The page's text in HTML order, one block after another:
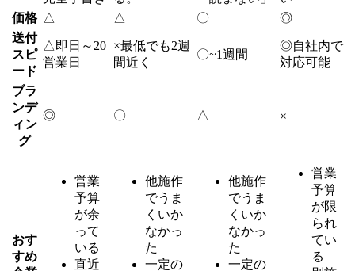
価格 △ △ 〇
◎
送付
スピ
ード
△ 即日～20
営業日
×最低でも2週
間近く
〇~1週間
◎自社内で
対応可能
ブラ
ンデ
ィン
グ
◎ 〇 △ ×
おす
すめ
営業
予算
が余
って
いる
直近
他施作
でうま
くいか
なかっ
た
一定の
他施作
でうま
くいか
なかっ
た
一定の
営業
予算
が限
られ
てい
る